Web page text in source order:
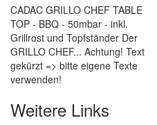
CADAC GRILLO CHEF TABLE
TOP - BBQ - 50mbar - inkl.
Grillrost und Topfständer Der
GRILLO CHEF... Achtung! Text
gekürzt => bitte eigene Texte
verwenden!
Weitere Links